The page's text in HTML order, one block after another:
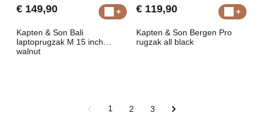
€ 149,90
Kapten & Son Bali
laptoprugzak M 15 inch
walnut
€ 119,90
Kapten & Son Bergen Pro
rugzak all black
1 2 3